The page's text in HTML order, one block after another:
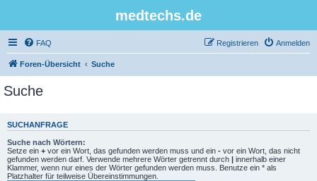
medtechs.de
FAQ Anmelden
Registrieren
Foren-Übersicht Suche
Suche
SUCHANFRAGE
Suche nach Wörtern:
Setze ein + vor ein Wort, das gefunden werden muss und ein - vor ein Wort, das nicht
gefunden werden darf. Verwende mehrere Wörter getrennt durch | innerhalb einer
Klammer, wenn nur eines der Wörter gefunden werden muss. Benutze ein * als
Platzhalter für teilweise Übereinstimmungen.